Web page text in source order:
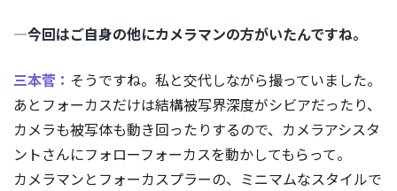
―今回はご自身の他にカメラマンの方がいたんですね。
三本菅： そうですね。私と交代しながら撮っていました。
あとフォーカスだけは結構被写界深度がシビアだったり、
カメラも被写体も動き回ったりするので、カメラアシスタ
ントさんにフォローフォーカスを動かしてもらって。
カメラマンとフォーカスプラーの、ミニマムなスタイルで